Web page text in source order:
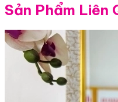
Sản Phẩm Liên